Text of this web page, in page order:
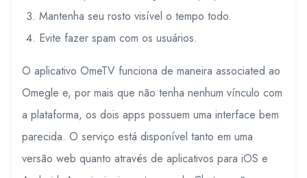
Mantenha seu rosto visível o tempo todo.
Evite fazer spam com os usuários.
O aplicativo OmeTV funciona de maneira associated ao
Omegle e, por mais que não tenha nenhum vínculo com
a plataforma, os dois apps possuem uma interface bem
parecida. O serviço está disponível tanto em uma
versão web quanto através de aplicativos para iOS e